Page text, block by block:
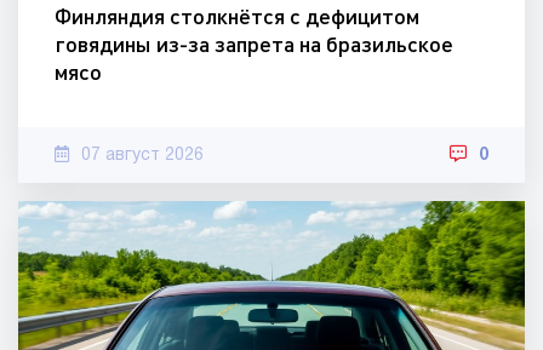
Финляндия столкнётся с дефицитом
говядины из-за запрета на бразильское
мясо
07 август 2026 0